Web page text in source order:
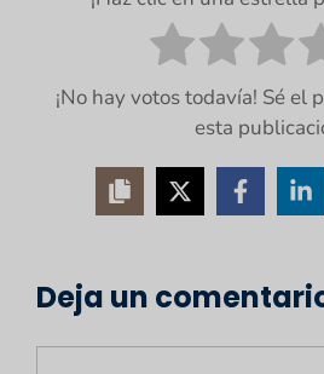
¡No hay votos todavía! Sé el
esta
Deja un